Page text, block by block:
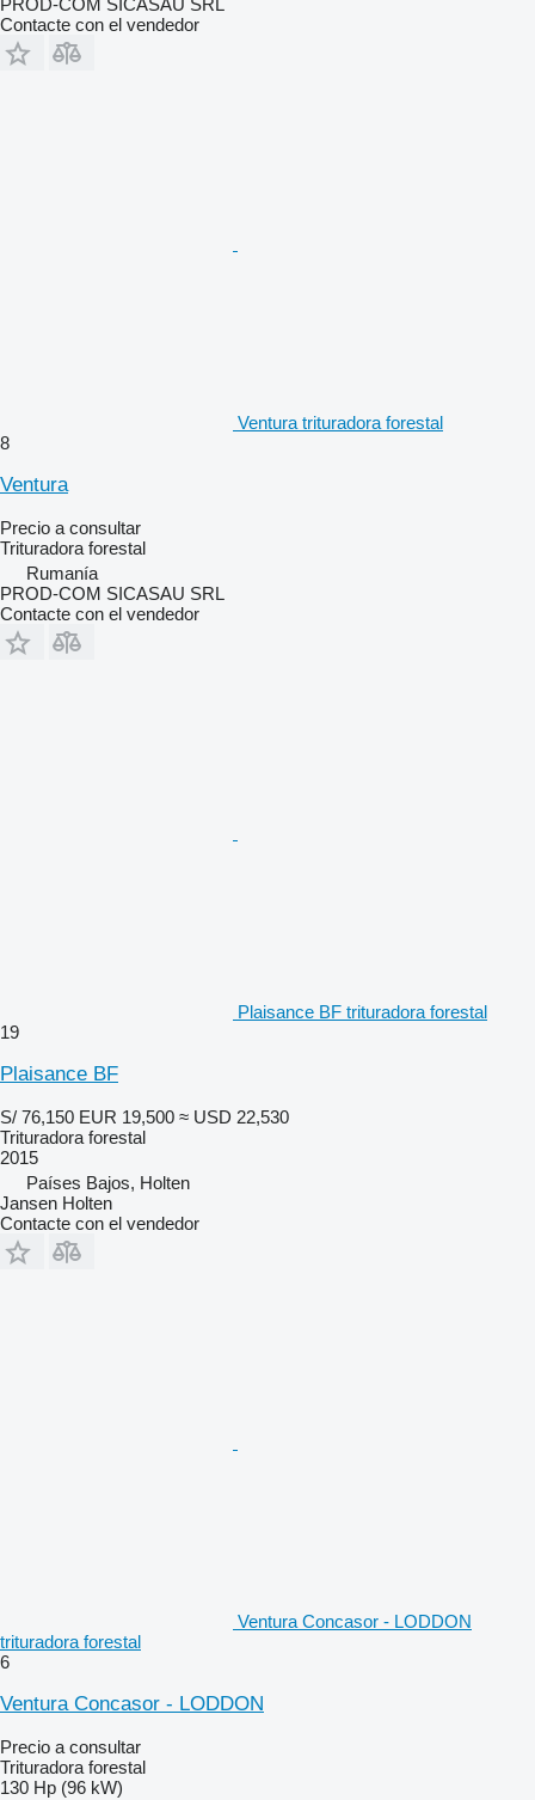
Contacte con el vendedor
Ventura trituradora forestal
8
Ventura
Precio a consultar
Trituradora forestal
Rumanía
PROD-COM SICASAU SRL
Contacte con el vendedor
Plaisance BF trituradora forestal
19
Plaisance BF
S/ 76,150 EUR 19,500 ≈ USD 22,530
Trituradora forestal
2015
Países Bajos, Holten
Jansen Holten
Contacte con el vendedor
Ventura Concasor - LODDON
trituradora forestal
6
Ventura Concasor - LODDON
Precio a consultar
Trituradora forestal
130 Hp (96 kW)